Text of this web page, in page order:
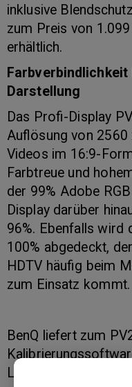
inklusive
zum Preis von
erhältlich.
Darstellung
Das Profi-Display
Auflösung von
Videos im 16:9-
Farbtreue und
der 99% Adobe
Display darüber
96%. Ebenfalls wird
100% abgedeckt,
HDTV häufig beim
zum Einsatz kommt.
BenQ liefert zum
Look-Up-Table